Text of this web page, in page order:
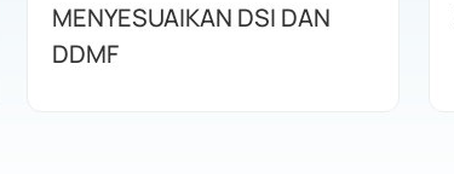
MENYESUAIKAN DSI DAN
DDMF